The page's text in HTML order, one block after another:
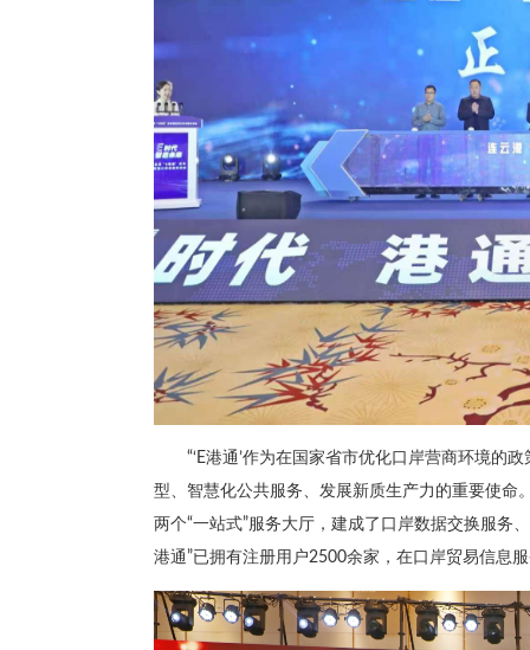
“‘E港通’作为在国家省市优化口岸营商环境的
型、智慧化公共服务、发展新质生产力的重要使命
两个“一站式”服务大厅，建成了口岸数据交换服务
港通”已拥有注册用户2500余家，在口岸贸易信息